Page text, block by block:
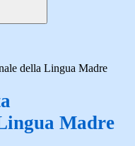
della Lingua Madre
Madre